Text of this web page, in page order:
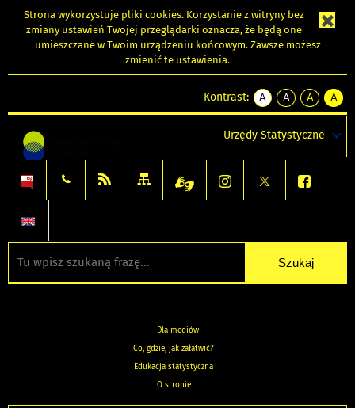
Strona wykorzystuje pliki cookies. Korzystanie z witryny bez
zmiany ustawień Twojej przeglądarki oznacza, że będą one
umieszczane w Twoim urządzeniu końcowym. Zawsze możesz
zmienić te ustawienia.
Kontrast:
A
kontrast
A
kontrast
tekst
czarnym
A
kontrast
tekst
czarnym
A
tekst
żółtym
Urzędy Statystyczne
Dla mediów
Co, gdzie, jak załatwić?
Edukacja statystyczna
O stronie